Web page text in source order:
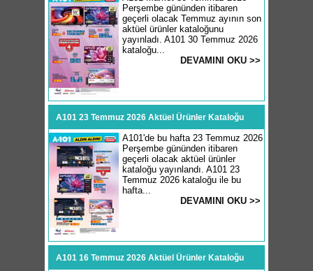
Perşembe gününden itibaren
geçerli olacak Temmuz ayının son
aktüel ürünler kataloğunu
yayınladı. A101 30 Temmuz 2026
kataloğu...
DEVAMINI OKU >>
A101 23 Temmuz 2026 Aktüel Ürünler Kataloğu
A101'de bu hafta 23 Temmuz 2026
Perşembe gününden itibaren
geçerli olacak aktüel ürünler
kataloğu yayınlandı. A101 23
Temmuz 2026 kataloğu ile bu
hafta...
DEVAMINI OKU >>
A101 16 Temmuz 2026 Aktüel Ürünler Kataloğu